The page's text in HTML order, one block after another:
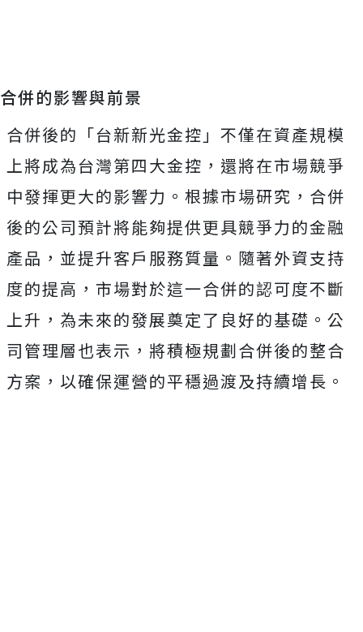
合併的影響與前景
合併後的「台新新光金控」不僅在資產規模
上將成為台灣第四大金控，還將在市場競爭
中發揮更大的影響力。根據市場研究，合併
後的公司預計將能夠提供更具競爭力的金融
產品，並提升客戶服務質量。隨著外資支持
度的提高，市場對於這一合併的認可度不斷
上升，為未來的發展奠定了良好的基礎。公
司管理層也表示，將積極規劃合併後的整合
方案，以確保運營的平穩過渡及持續增長。